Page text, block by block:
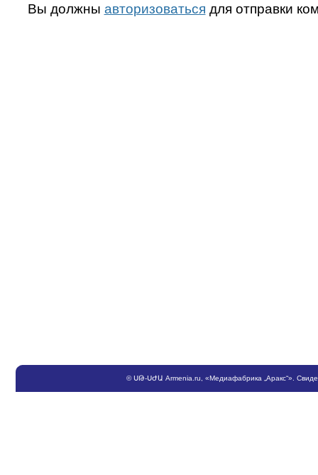
Вы должны авторизоваться для отправки
©ՍԹ-ՍԺԱ Armenia.ru , «Медиафабрика „Аракс“».